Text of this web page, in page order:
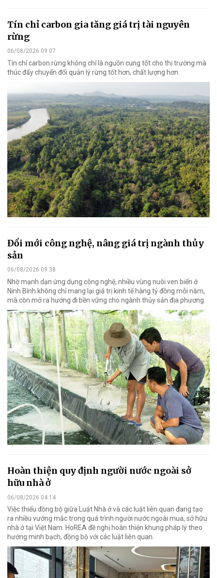
Tín chỉ carbon gia tăng giá trị tài nguyên
rừng
06/08/2026 09:07
Tín chỉ carbon rừng không chỉ là nguồn cung tốt cho thị trường mà
thúc đẩy chuyển đổi quản lý rừng tốt hơn, chất lượng hơn.
Đổi mới công nghệ, nâng giá trị ngành thủy
sản
06/08/2026 09:38
Nhờ mạnh dạn ứng dụng công nghệ, nhiều vùng nuôi ven biển ở
Ninh Bình không chỉ mang lại giá trị kinh tế hàng tỷ đồng mỗi năm,
mà còn mở ra hướng đi bền vững cho ngành thủy sản địa phương.
Hoàn thiện quy định người nước ngoài sở
hữu nhà ở
06/08/2026 04:14
Việc thiếu đồng bộ giữa Luật Nhà ở và các luật liên quan đang tạo
ra nhiều vướng mắc trong quá trình người nước ngoài mua, sở hữu
nhà ở tại Việt Nam. HoREA đề nghị hoàn thiện khung pháp lý theo
hướng minh bạch, đồng bộ với các luật liên quan.